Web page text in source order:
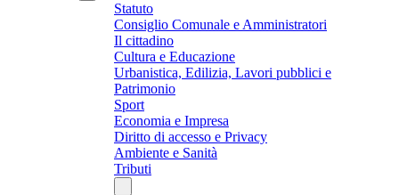
Statuto
Consiglio Comunale e Amministratori
Il cittadino
Cultura e Educazione
Urbanistica, Edilizia, Lavori pubblici e
Patrimonio
Sport
Economia e Impresa
Diritto di accesso e Privacy
Ambiente e Sanità
Tributi